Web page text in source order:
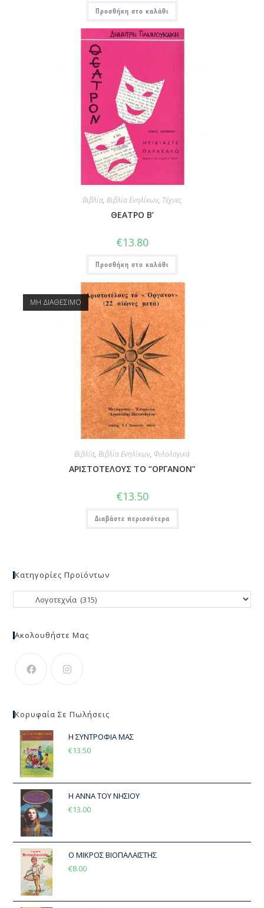
Προσθήκη στο καλάθι
Βιβλία, Βιβλία Ενηλίκων, Τέχνες
ΘΕΑΤΡΟ Β’
€13.80
Προσθήκη στο καλάθι
ΜΗ ΔΙΑΘΕΣΙΜΟ
Βιβλία, Βιβλία Ενηλίκων, Φιλολογικά
ΑΡΙΣΤΟΤΕΛΟΥΣ ΤΟ “ΟΡΓΑΝΟΝ”
€13.50
Διαβάστε περισσότερα
Κατηγορίες Προϊόντων
Ακολουθήστε Μας
Κορυφαία Σε Πωλήσεις
Η ΣΥΝΤΡΟΦΙΑ ΜΑΣ
€13.50
Η ΑΝΝΑ ΤΟΥ ΝΗΣΙΟΥ
€13.00
Ο ΜΙΚΡΟΣ ΒΙΟΠΑΛΑΙΣΤΗΣ
€8.00